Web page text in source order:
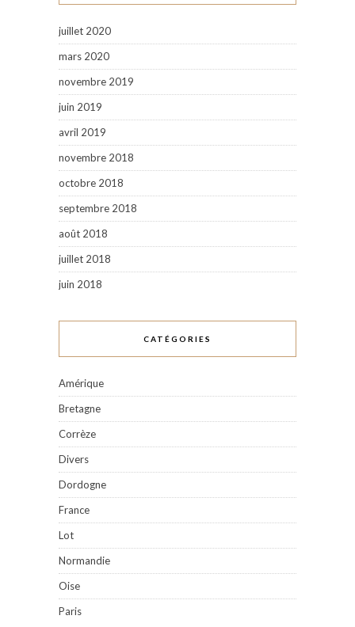
juillet 2020
mars 2020
novembre 2019
juin 2019
avril 2019
novembre 2018
octobre 2018
septembre 2018
août 2018
juillet 2018
juin 2018
CATÉGORIES
Amérique
Bretagne
Corrèze
Divers
Dordogne
France
Lot
Normandie
Oise
Paris